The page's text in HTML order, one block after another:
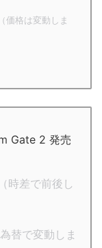
（価格は変動しま
Gate 2 発売
（時差で前後し
為替で変動しま